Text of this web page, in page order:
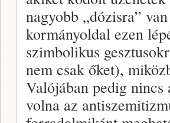
nagyobb „dózisra”
kormányoldal ezen
szimbolikus
nem csak őket),
Valójában pedig
volna az